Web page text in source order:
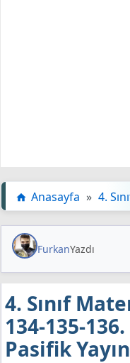
Anasayfa » 4.
FurkanYazdı
4. Sınıf
134-135-
Pasifik